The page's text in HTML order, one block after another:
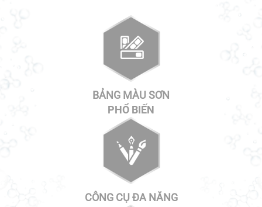
BẢNG MÀU SƠN
PHỔ BIẾN
CÔNG CỤ ĐA NĂNG